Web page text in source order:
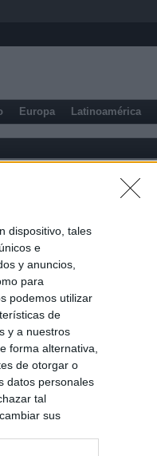
dispositivo, tales
e
y anuncios,
para
podemos utilizar
de
y a nuestros
forma alternativa,
de otorgar o
datos personales
tal
sus
Europa Latinoamérica